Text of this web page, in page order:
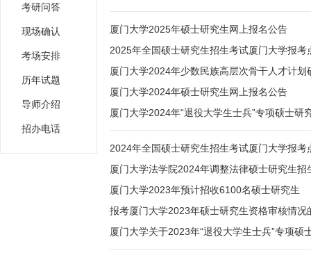
考研问答
现场确认
考场安排
历年试题
导师介绍
招办电话
厦门大学2025年硕士研究生网上报名公告
2025年全国硕士研究生招生考试厦门大学报考
厦门大学2024年少数民族高层次骨干人才计
厦门大学2024年硕士研究生网上报名公告
厦门大学2024年“退役大学生士兵”专项硕士研
2024年全国硕士研究生招生考试厦门大学报考
厦门大学法学院2024年调整法律硕士研究生
厦门大学2023年预计招收6100名硕士研究生
报考厦门大学2023年硕士研究生资格审核情况
厦门大学关于2023年“退役大学生士兵”专项硕